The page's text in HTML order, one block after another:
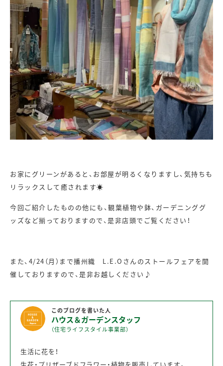
お家にグリーンがあると、お部屋が明るくなりますし、気持ちも
リラックスして癒されます☀
今回ご紹介したものの他にも、観葉植物や鉢、ガーデニンググ
ッズなど揃っておりますので、是非店頭でご覧ください！
また、4/24（月）まで播州織 L.E.Oさんのストールフェアを開
催しておりますので、是非お越しください♪
このブログを書いた人
ハウス＆ガーデンスタッフ
（住宅ライフスタイル事業部）
生活に花を！